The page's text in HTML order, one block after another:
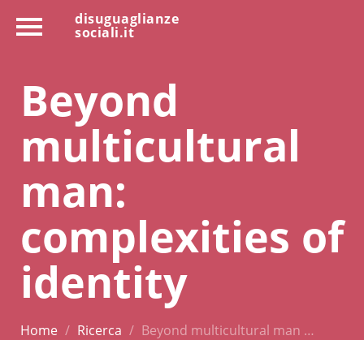
disuguaglianze
sociali.it
Beyond
multicultural
man:
complexities of
identity
Home Ricerca Beyond multicultural man …